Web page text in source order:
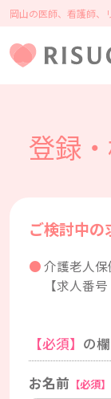
岡山の医師、看護師、
登録
ご検討中の
介護老人
【求人番
【必須】 の
お名前 【必須】